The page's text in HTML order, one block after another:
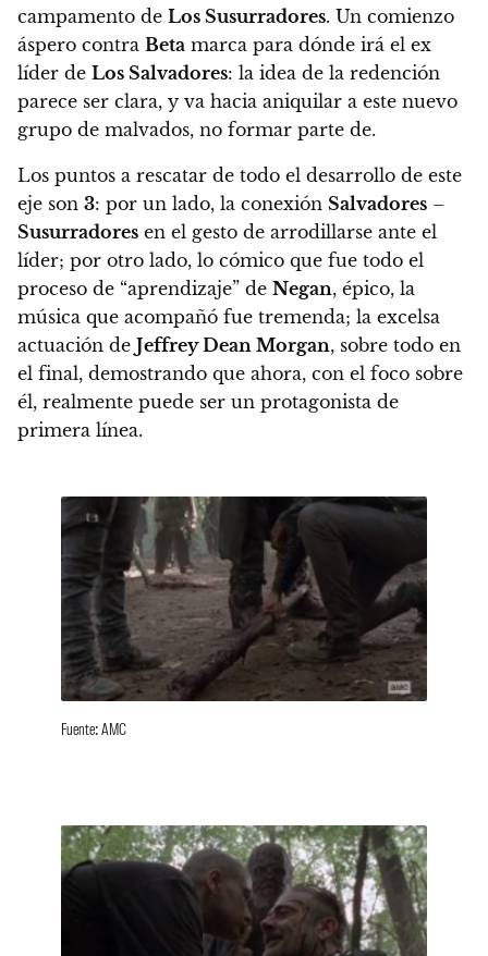
campamento de Los Susurradores. Un comienzo
áspero contra Beta marca para dónde irá el ex
líder de Los Salvadores: la idea de la redención
parece ser clara, y va hacia aniquilar a este nuevo
grupo de malvados, no formar parte de.
Los puntos a rescatar de todo el desarrollo de este
eje son 3: por un lado, la conexión Salvadores –
Susurradores en el gesto de arrodillarse ante el
líder; por otro lado, lo cómico que fue todo el
proceso de “aprendizaje” de Negan, épico, la
música que acompañó fue tremenda; la excelsa
actuación de Jeffrey Dean Morgan, sobre todo en
el final, demostrando que ahora, con el foco sobre
él, realmente puede ser un protagonista de
primera línea.
Fuente: AMC